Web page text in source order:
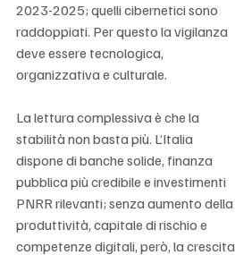
2023-2025; quelli cibernetici sono
raddoppiati. Per questo la vigilanza
deve essere tecnologica,
organizzativa e culturale.
La lettura complessiva è che la
stabilità non basta più. L’Italia
dispone di banche solide, finanza
pubblica più credibile e investimenti
PNRR rilevanti; senza aumento della
produttività, capitale di rischio e
competenze digitali, però, la crescita